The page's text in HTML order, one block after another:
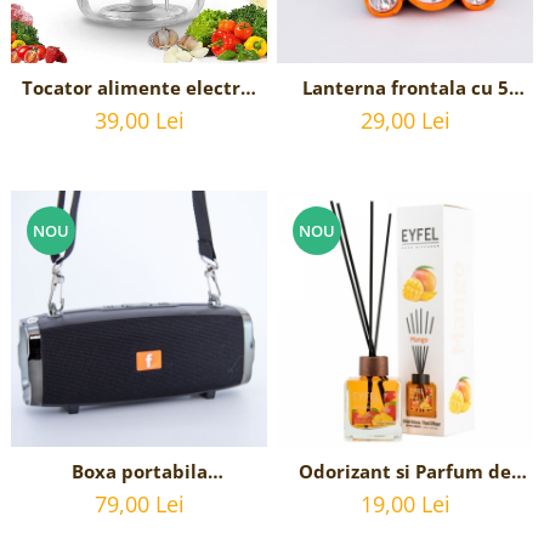
Tocator alimente electric
portabil pentru usturoi,
incarcare USB, 250 ml
39,00 Lei
Lanterna frontala cu 5
LED-uri si acumulator,
incarcare USB
29,00 Lei
NOU
Boxa portabila
Bluetooth,Radio, USB,
card, radio FM, USB
79,00 Lei
NOU
Odorizant si Parfum de
camera cu betisoare
aroma de MANGO 120 ml,
19,00 Lei